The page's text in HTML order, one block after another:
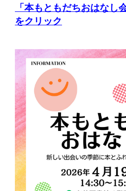
「本もともだちおはなし
をクリック